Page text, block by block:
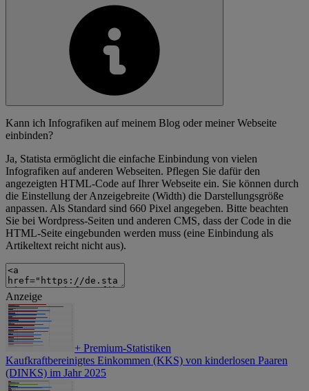
Kann ich Infografiken auf meinem Blog oder meiner Webseite
einbinden?
Ja, Statista ermöglicht die einfache Einbindung von vielen
Infografiken auf anderen Webseiten. Pflegen Sie dafür den
angezeigten HTML-Code auf Ihrer Webseite ein. Sie können durch
die Einstellung der Anzeigebreite (Width) die Darstellungsgröße
anpassen. Als Standard sind 660 Pixel angegeben. Bitte beachten
Sie bei Wordpress-Seiten und anderen CMS, dass der Code in die
HTML-Seite eingebunden werden muss (eine Einbindung als
Artikeltext reicht nicht aus).
Anzeige
+ Premium-Statistiken
Kaufkraftbereinigtes Einkommen (KKS) von kinderlosen Paaren
(DINKS) im Jahr 2025